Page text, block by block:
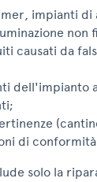
impianti
non
causati da
dell'impianto
di
solo la